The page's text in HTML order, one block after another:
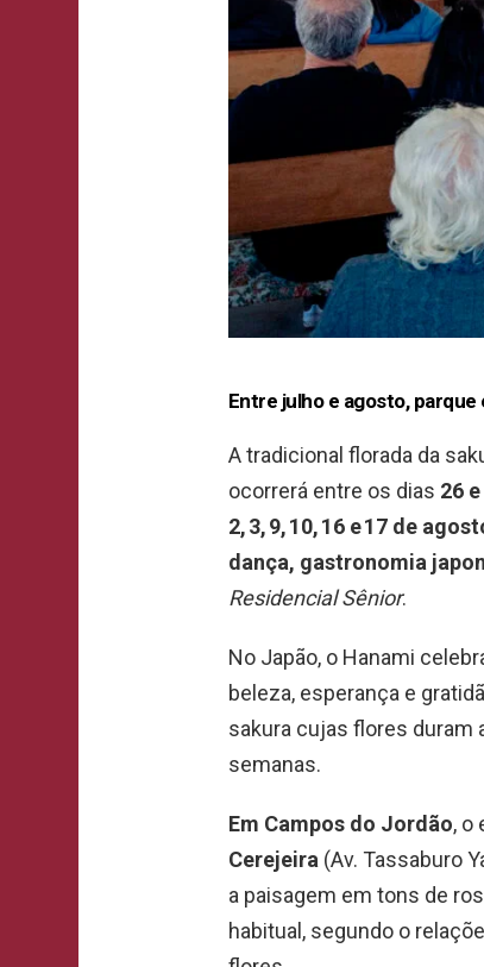
Entre julho e agosto,
A tradicional florada da
ocorrerá entre os dias 26
2, 3, 9, 10, 16 e 17 de
dança, gastronomia
Residencial Sênior.
No Japão, o Hanami
beleza, esperança e
sakura cujas flores duram
semanas.
Em Campos do Jordão, o
Cerejeira (Av. Tassaburo
a paisagem em tons de
habitual, segundo o